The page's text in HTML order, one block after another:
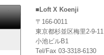
■Loft X Koenji
〒166-0011
東京都杉並区梅里2-9-11
小池ビルB1
Tel/Fax 03-3318-6130